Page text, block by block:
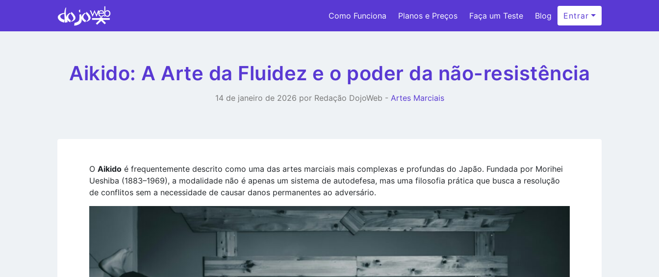
Como Funciona Planos e Preços Faça um Teste Blog Entrar
Aikido: A Arte da Fluidez e o poder da não-resistência
14 de janeiro de 2026 por Redação DojoWeb - Artes Marciais
O Aikido é frequentemente descrito como uma das artes marciais mais complexas e profundas do Japão. Fundada por Morihei
Ueshiba (1883–1969), a modalidade não é apenas um sistema de autodefesa, mas uma filosofia prática que busca a resolução
de conflitos sem a necessidade de causar danos permanentes ao adversário.